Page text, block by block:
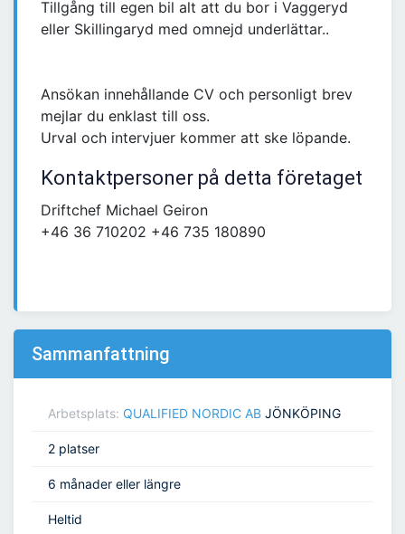
Tillgång till egen bil alt att du bor i Vaggeryd
eller Skillingaryd med omnejd underlättar..
Ansökan innehållande CV och personligt brev
mejlar du enklast till oss.
Urval och intervjuer kommer att ske löpande.
Kontaktpersoner på detta företaget
Driftchef Michael Geiron
+46 36 710202 +46 735 180890
Sammanfattning
Arbetsplats: QUALIFIED NORDIC AB JÖNKÖPING
2 platser
6 månader eller längre
Heltid